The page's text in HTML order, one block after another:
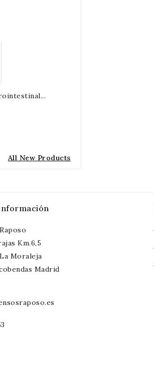
All New Products
Km.6,5
Moraleja
Madrid